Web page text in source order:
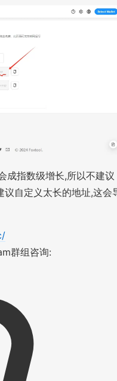
成指数级增长,所以不建议
自定义太长的地址,这会
群组咨询: